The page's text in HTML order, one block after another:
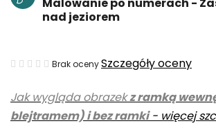
Jak wygląda obrazekz ramką
blejtramem) i bez ramki- więcej
Malowanie po numerach -
nad jeziorem
Średnia
produktu
wynosi
Brak ocenySzczegóły oceny